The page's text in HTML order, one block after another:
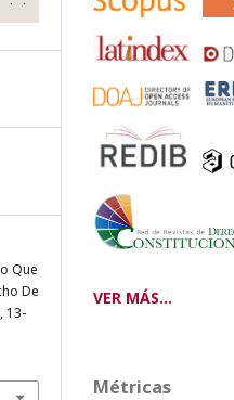
Que
De
13-
VER MÁS...
Métricas